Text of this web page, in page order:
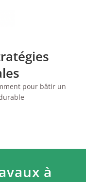
pour bâtir un
masquer
à